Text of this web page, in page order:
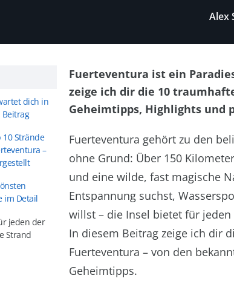
Alex
dich in
10 Strände
–
im Detail
jeden der
Strand
Fuerteventura ist ein
zeige ich dir die 10
Geheimtipps, Highlights und
Fuerteventura gehört zu den
ohne Grund: Über 150
und eine wilde, fast magische
Entspannung suchst,
willst – die Insel bietet für
In diesem Beitrag zeige ich dir
Fuerteventura – von den
Geheimtipps.